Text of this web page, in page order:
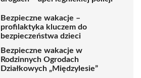
Bezpieczne wakacje –
profilaktyka kluczem do
bezpieczeństwa dzieci
Bezpieczne wakacje w
Rodzinnych Ogrodach
Działkowych „Międzylesie”